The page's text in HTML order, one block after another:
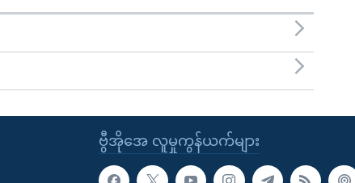
ဗွီအိုအေ လူမှုကွန်ယက်များ